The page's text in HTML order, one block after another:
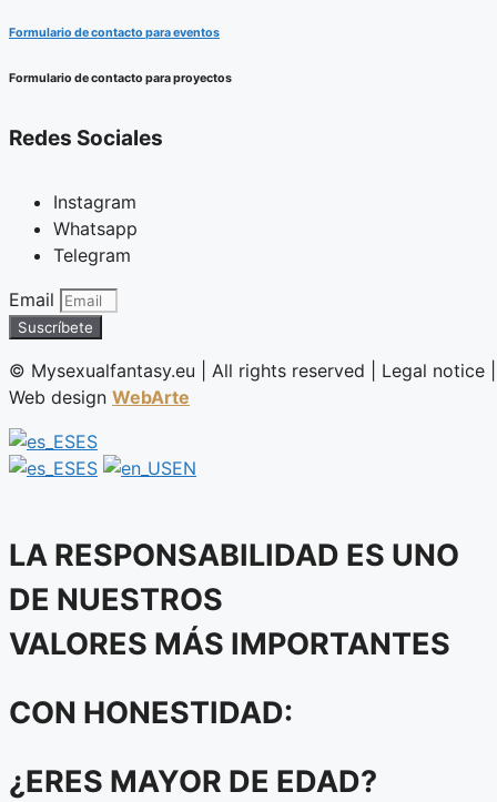
Formulario de contacto para eventos
Formulario de contacto para proyectos
Redes Sociales
Instagram
Whatsapp
Telegram
Email
Suscríbete
©️ Mysexualfantasy.eu | All rights reserved | Legal notice |
Web design WebArte
ES
ES
EN
LA RESPONSABILIDAD ES UNO
DE NUESTROS
VALORES MÁS IMPORTANTES
CON HONESTIDAD:
¿ERES MAYOR DE EDAD?